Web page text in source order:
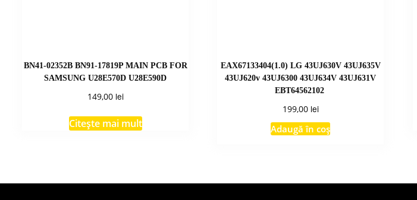
BN41-02352B BN91-17819P MAIN PCB FOR
SAMSUNG U28E570D U28E590D
149,00 lei
Citește mai mult
EAX67133404(1.0) LG 43UJ630V 43UJ635V
43UJ620v 43UJ6300 43UJ634V 43UJ631V
EBT64562102
199,00 lei
Adaugă în coș